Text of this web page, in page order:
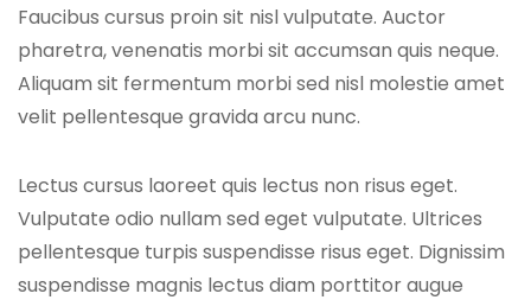
Faucibus cursus proin sit nisl vulputate. Auctor
pharetra, venenatis morbi sit accumsan quis neque.
Aliquam sit fermentum morbi sed nisl molestie amet
velit pellentesque gravida arcu nunc.
Lectus cursus laoreet quis lectus non risus eget.
Vulputate odio nullam sed eget vulputate. Ultrices
pellentesque turpis suspendisse risus eget. Dignissim
suspendisse magnis lectus diam porttitor augue